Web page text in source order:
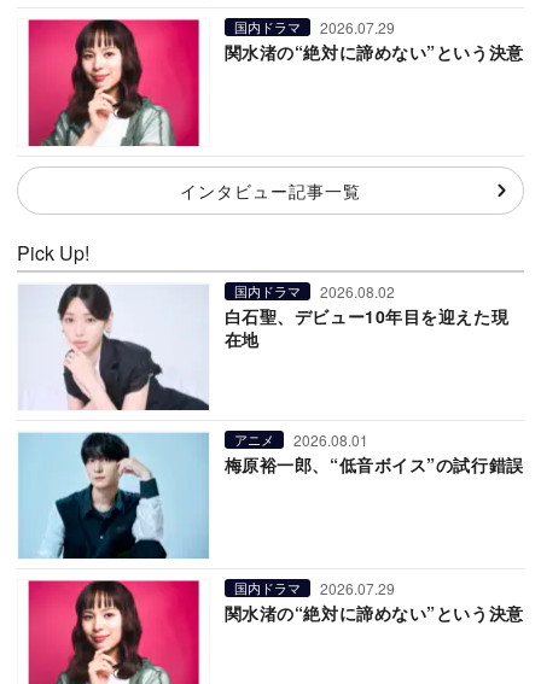
国内ドラマ 2026.07.29
関水渚の“絶対に諦めない”という決意
インタビュー記事一覧
Pick Up!
国内ドラマ 2026.08.02
白石聖、デビュー10年目を迎えた現
在地
アニメ 2026.08.01
梅原裕一郎、“低音ボイス”の試行錯誤
国内ドラマ 2026.07.29
関水渚の“絶対に諦めない”という決意